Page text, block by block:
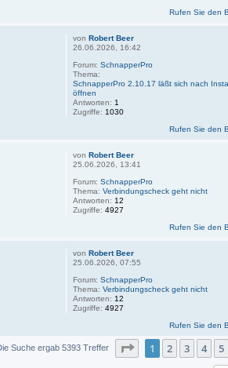
Rufen Sie den
von Robert Beer
26.06.2026, 16:42
Forum: SchnapperPro
Thema:
SchnapperPro 2.10.17 läßt sich nach
öffnen
Antworten: 1
Zugriffe: 1030
Rufen Sie den
von Robert Beer
25.06.2026, 13:41
Forum: SchnapperPro
Thema: Verbindungscheck geht nicht
Antworten: 12
Zugriffe: 4927
Rufen Sie den
von Robert Beer
25.06.2026, 07:55
Forum: SchnapperPro
Thema: Verbindungscheck geht nicht
Antworten: 12
Zugriffe: 4927
Rufen Sie den
Suche ergab 5393 Treffer Seite von360
1 2 3 4 5